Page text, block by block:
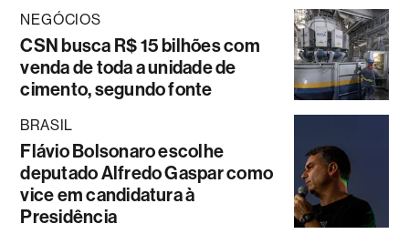
NEGÓCIOS
CSN busca R$ 15 bilhões com
venda de toda a unidade de
cimento, segundo fonte
BRASIL
Flávio Bolsonaro escolhe
deputado Alfredo Gaspar como
vice em candidatura à
Presidência